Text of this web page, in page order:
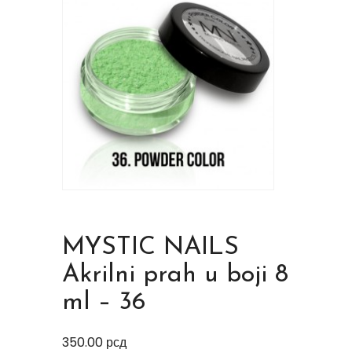
MYSTIC NAILS
Akrilni prah u boji 8
ml – 36
350.00 рсд